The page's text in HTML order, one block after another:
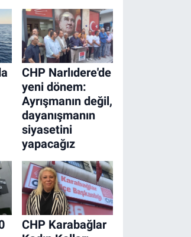
CHP Narlıdere'de
yeni dönem:
Ayrışmanın değil,
dayanışmanın
siyasetini
yapacağız
CHP Karabağlar